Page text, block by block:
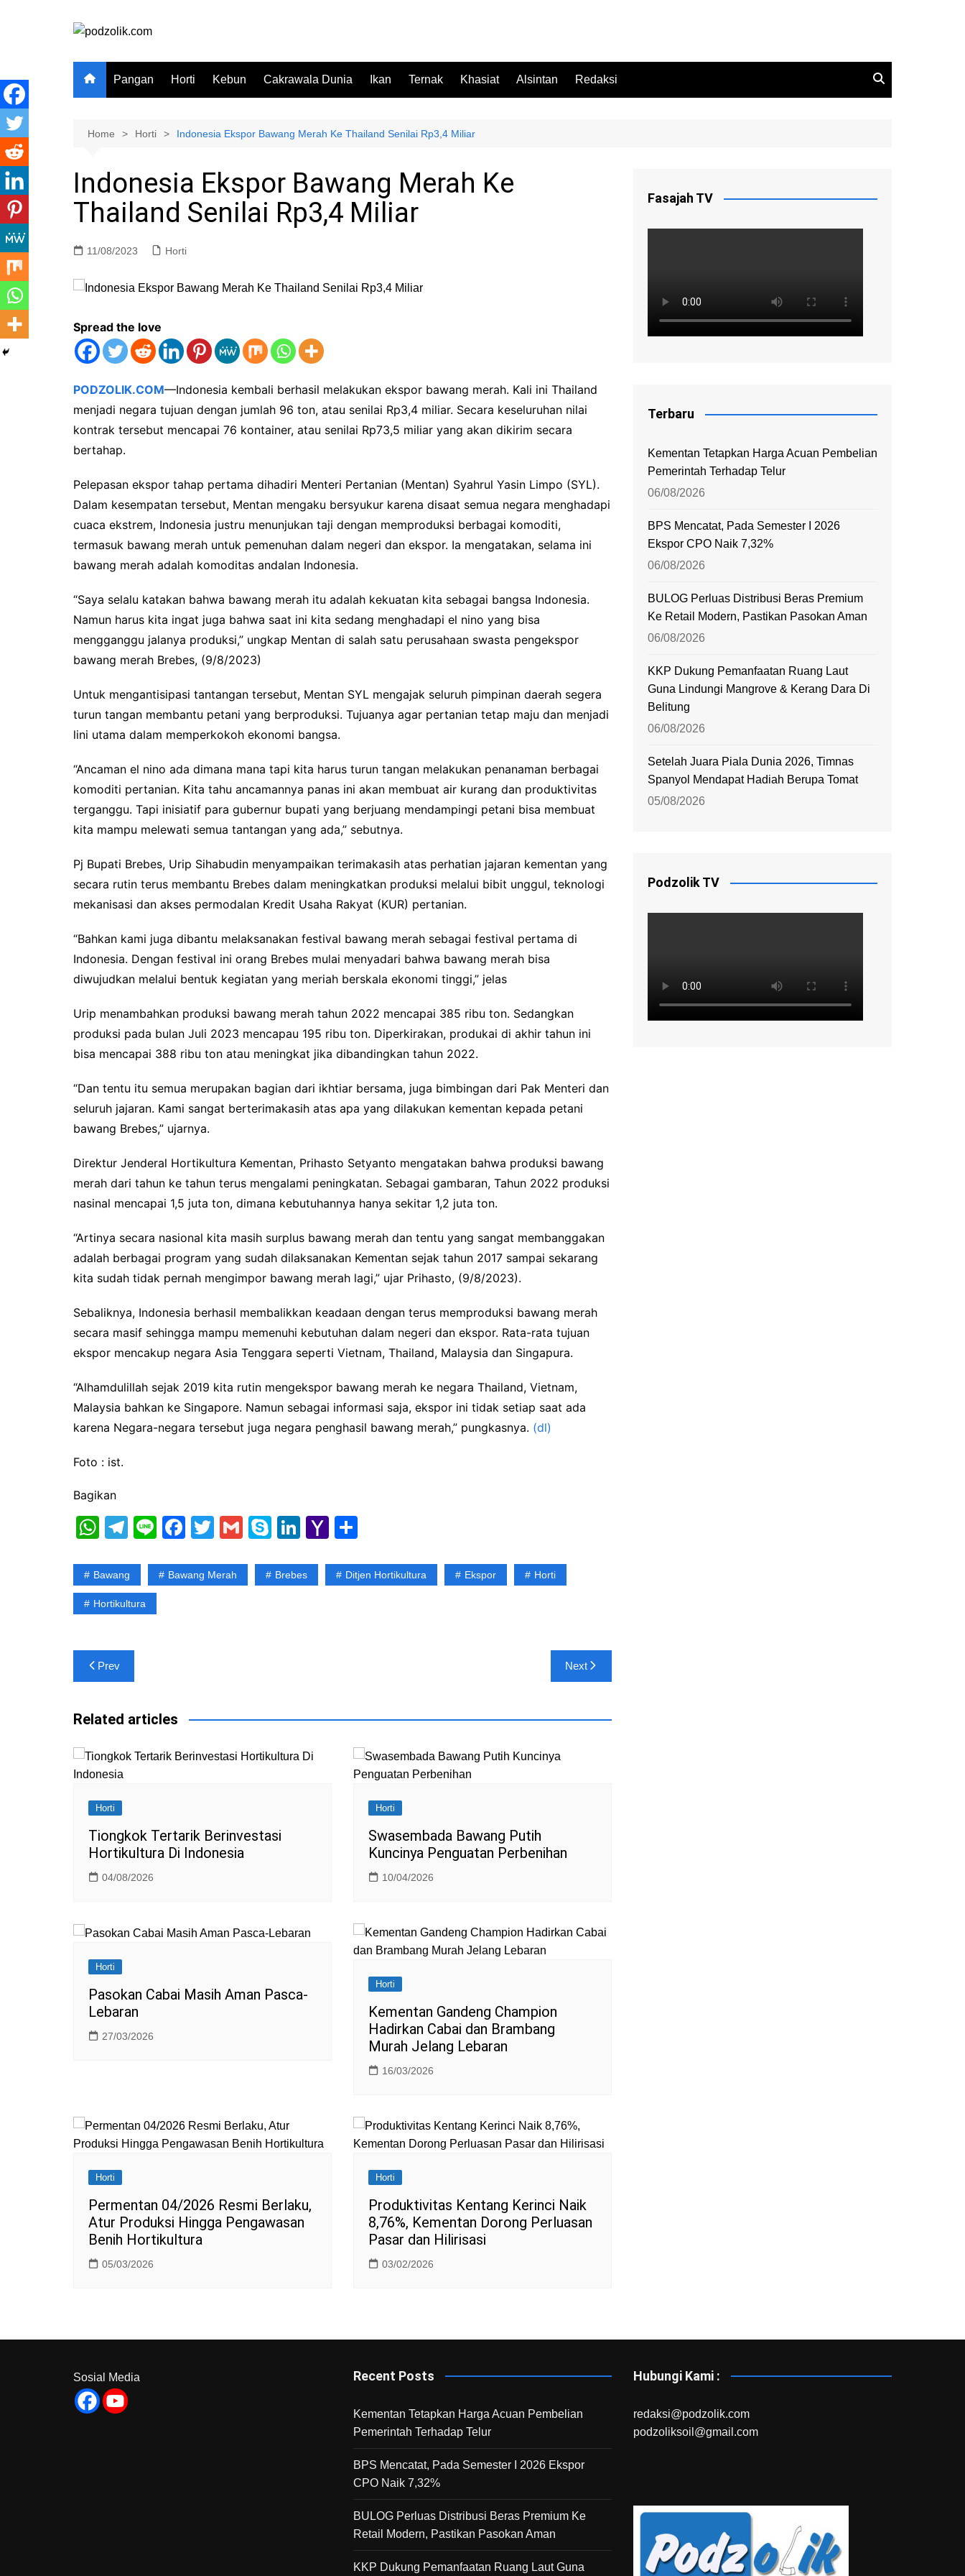
Pangan Horti Kebun Cakrawala Dunia Ikan Ternak Khasiat Alsintan Redaksi
Home Horti Indonesia Ekspor Bawang Merah Ke Thailand Senilai Rp3,4 Miliar
Indonesia Ekspor Bawang Merah Ke
Thailand Senilai Rp3,4 Miliar
11/08/2023 Horti
Spread the love
PODZOLIK.COM—Indonesia kembali berhasil melakukan ekspor bawang merah. Kali ini Thailand
menjadi negara tujuan dengan jumlah 96 ton, atau senilai Rp3,4 miliar. Secara keseluruhan nilai
kontrak tersebut mencapai 76 kontainer, atau senilai Rp73,5 miliar yang akan dikirim secara
bertahap.
Pelepasan ekspor tahap pertama dihadiri Menteri Pertanian (Mentan) Syahrul Yasin Limpo (SYL).
Dalam kesempatan tersebut, Mentan mengaku bersyukur karena disaat semua negara menghadapi
cuaca ekstrem, Indonesia justru menunjukan taji dengan memproduksi berbagai komoditi,
termasuk bawang merah untuk pemenuhan dalam negeri dan ekspor. Ia mengatakan, selama ini
bawang merah adalah komoditas andalan Indonesia.
“Saya selalu katakan bahwa bawang merah itu adalah kekuatan kita sebagai bangsa Indonesia.
Namun harus kita ingat juga bahwa saat ini kita sedang menghadapi el nino yang bisa
mengganggu jalanya produksi,” ungkap Mentan di salah satu perusahaan swasta pengekspor
bawang merah Brebes, (9/8/2023)
Untuk mengantisipasi tantangan tersebut, Mentan SYL mengajak seluruh pimpinan daerah segera
turun tangan membantu petani yang berproduksi. Tujuanya agar pertanian tetap maju dan menjadi
lini utama dalam memperkokoh ekonomi bangsa.
“Ancaman el nino ada dimana mana tapi kita harus turun tangan melakukan penanaman berbagai
komoditi pertanian. Kita tahu ancamannya panas ini akan membuat air kurang dan produktivitas
terganggu. Tapi inisiatif para gubernur bupati yang berjuang mendampingi petani bisa membuat
kita mampu melewati semua tantangan yang ada,” sebutnya.
Pj Bupati Brebes, Urip Sihabudin menyampaikan terimakasih atas perhatian jajaran kementan yang
secara rutin terus membantu Brebes dalam meningkatkan produksi melalui bibit unggul, teknologi
mekanisasi dan akses permodalan Kredit Usaha Rakyat (KUR) pertanian.
“Bahkan kami juga dibantu melaksanakan festival bawang merah sebagai festival pertama di
Indonesia. Dengan festival ini orang Brebes mulai menyadari bahwa bawang merah bisa
diwujudkan melalui bentuk kegiatan yang meriah berskala ekonomi tinggi,” jelas
Urip menambahkan produksi bawang merah tahun 2022 mencapai 385 ribu ton. Sedangkan
produksi pada bulan Juli 2023 mencapau 195 ribu ton. Diperkirakan, produkai di akhir tahun ini
bisa mencapai 388 ribu ton atau meningkat jika dibandingkan tahun 2022.
“Dan tentu itu semua merupakan bagian dari ikhtiar bersama, juga bimbingan dari Pak Menteri dan
seluruh jajaran. Kami sangat berterimakasih atas apa yang dilakukan kementan kepada petani
bawang Brebes,” ujarnya.
Direktur Jenderal Hortikultura Kementan, Prihasto Setyanto mengatakan bahwa produksi bawang
merah dari tahun ke tahun terus mengalami peningkatan. Sebagai gambaran, Tahun 2022 produksi
nasinal mencapai 1,5 juta ton, dimana kebutuhannya hanya sekitar 1,2 juta ton.
“Artinya secara nasional kita masih surplus bawang merah dan tentu yang sangat membanggakan
adalah berbagai program yang sudah dilaksanakan Kementan sejak tahun 2017 sampai sekarang
kita sudah tidak pernah mengimpor bawang merah lagi,” ujar Prihasto, (9/8/2023).
Sebaliknya, Indonesia berhasil membalikkan keadaan dengan terus memproduksi bawang merah
secara masif sehingga mampu memenuhi kebutuhan dalam negeri dan ekspor. Rata-rata tujuan
ekspor mencakup negara Asia Tenggara seperti Vietnam, Thailand, Malaysia dan Singapura.
“Alhamdulillah sejak 2019 kita rutin mengekspor bawang merah ke negara Thailand, Vietnam,
Malaysia bahkan ke Singapore. Namun sebagai informasi saja, ekspor ini tidak setiap saat ada
karena Negara-negara tersebut juga negara penghasil bawang merah,” pungkasnya. (dl)
Foto : ist.
Bagikan
W
at
s
A
p
T
e
gr
a
Li
e
F
c
T
itt
G
ai
S
y
Li
k
Y
h ar
Bawang Bawang Merah Brebes Ditjen Hortikultura Ekspor Horti
Hortikultura
Post
navigation
Prev Next
Related articles
Horti
Tiongkok Tertarik Berinvestasi
Hortikultura Di Indonesia
04/08/2026
Horti
Swasembada Bawang Putih
Kuncinya Penguatan Perbenihan
10/04/2026
Horti
Pasokan Cabai Masih Aman Pasca-
Lebaran
27/03/2026
Horti
Kementan Gandeng Champion
Hadirkan Cabai dan Brambang
Murah Jelang Lebaran
16/03/2026
Horti
Permentan 04/2026 Resmi Berlaku,
Atur Produksi Hingga Pengawasan
Benih Hortikultura
05/03/2026
Horti
Produktivitas Kentang Kerinci Naik
8,76%, Kementan Dorong Perluasan
Pasar dan Hilirisasi
03/02/2026
Fasajah TV
Terbaru
Kementan Tetapkan Harga Acuan Pembelian
Pemerintah Terhadap Telur
06/08/2026
BPS Mencatat, Pada Semester I 2026
Ekspor CPO Naik 7,32%
06/08/2026
BULOG Perluas Distribusi Beras Premium
Ke Retail Modern, Pastikan Pasokan Aman
06/08/2026
KKP Dukung Pemanfaatan Ruang Laut
Guna Lindungi Mangrove & Kerang Dara Di
Belitung
06/08/2026
Setelah Juara Piala Dunia 2026, Timnas
Spanyol Mendapat Hadiah Berupa Tomat
05/08/2026
Podzolik TV
Sosial Media Recent Posts
Kementan Tetapkan Harga Acuan Pembelian
Pemerintah Terhadap Telur
BPS Mencatat, Pada Semester I 2026 Ekspor
CPO Naik 7,32%
BULOG Perluas Distribusi Beras Premium Ke
Retail Modern, Pastikan Pasokan Aman
KKP Dukung Pemanfaatan Ruang Laut Guna
Hubungi Kami :
redaksi@podzolik.com
podzoliksoil@gmail.com